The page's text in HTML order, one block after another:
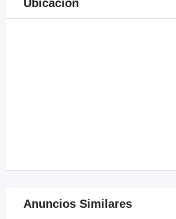
Ubicación
Anuncios Similares